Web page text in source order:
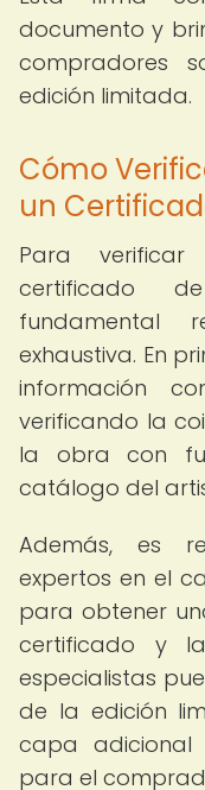
documento y
compradores
edición limitada.
Cómo
un
Para
certificado
fundamental
exhaustiva. En
información
verificando la
la obra con
catálogo del
Además, es
expertos en el
para obtener
certificado y
especialistas
de la edición
capa adicional
para el